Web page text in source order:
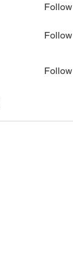
Follow
Follow
Follow